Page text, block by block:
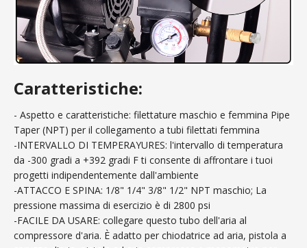
Caratteristiche:
- Aspetto e caratteristiche: filettature maschio e femmina Pipe
Taper (NPT) per il collegamento a tubi filettati femmina
-INTERVALLO DI TEMPERAYURES: l'intervallo di temperatura
da -300 gradi a +392 gradi F ti consente di affrontare i tuoi
progetti indipendentemente dall'ambiente
-ATTACCO E SPINA: 1/8" 1/4" 3/8" 1/2" NPT maschio; La
pressione massima di esercizio è di 2800 psi
-FACILE DA USARE: collegare questo tubo dell'aria al
compressore d'aria. È adatto per chiodatrice ad aria, pistola a